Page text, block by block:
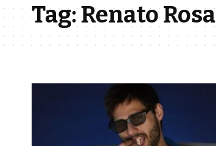
Tag:Renato